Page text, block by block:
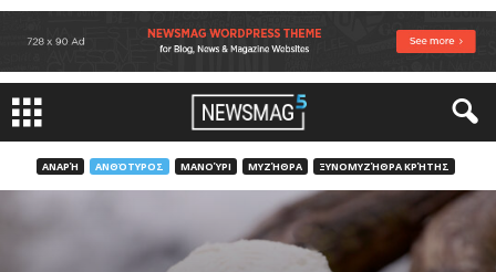
ΑΝΑΡΉ ΑΝΘΌΤΥΡΟΣ ΜΑΝΟΎΡΙ ΜΥΖΉΘΡΑ ΞΥΝΟΜΥΖΉΘΡΑ ΚΡΉΤΗΣ